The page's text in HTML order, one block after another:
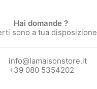
Hai domande ?
sono a tua disposizione
info@lamaisonstore.it
+39 080 5354202